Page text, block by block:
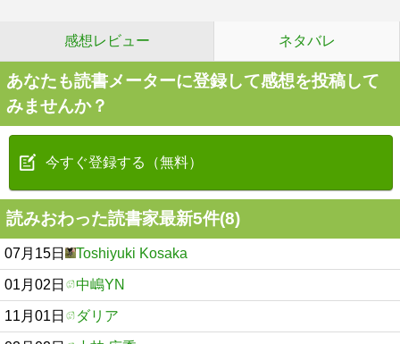
感想レビュー ネタバレ
あなたも読書メーターに登録して感想を投稿して
みませんか？
今すぐ登録する（無料）
読みおわった読書家最新5件(8)
07月15日 Toshiyuki Kosaka
01月02日 中嶋YN
11月01日 ダリア